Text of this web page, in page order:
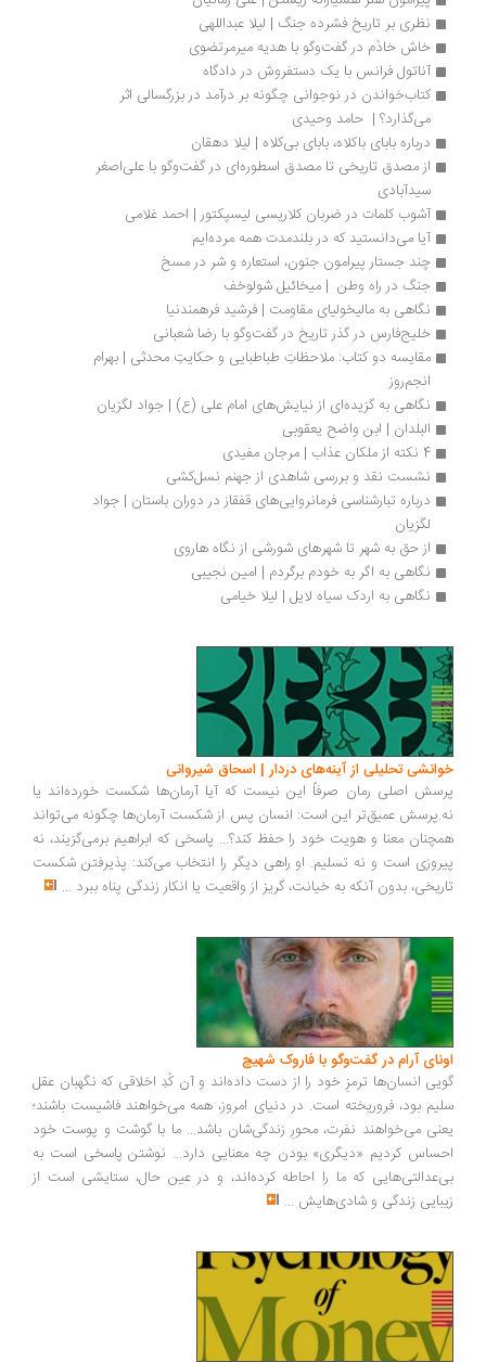
نظری بر تاریخ فشرده جنگ | لیلا عبداللهی
خاش خادُم در گفت‌وگو با هدیه میرمرتضوی
آناتول فرانس با یک دستفروش در دادگاه
کتاب‌خواندن در نوجوانی چگونه بر درآمد در بزرگسالی اثر
می‌گذارد؟ |  حامد وحیدی
درباره بابای باکلاه، بابای بی‌کلاه | لیلا دهقان
از مصدق تاریخی تا مصدق اسطوره‌ای در گفت‌وگو با علی‌اصغر
سیدآبادی
آشوب کلمات در ضربان کلاریسی لیسپکتور | احمد غلامی
آیا می‌دانستید که در بلندمدت همه مرده‌ایم
چند جستار پیرامون جنون، استعاره و شر در مسخ
جنگ در راه وطن  | میخائیل شولوخف
نگاهی به مالیخولیای مقاومت | فرشید فرهمندنیا
خلیج‌فارس در گذر تاریخ در گفت‌وگو با رضا شعبانی
مقایسه دو کتاب: ملاحظاتِ طباطبایی و حکایتِ محدثی | بهرام
نگاهی به گزیده‌ای از نیایش‌های امام علی (ع) | جواد لگزیان
البلدان | ابن واضح یعقوبی
نشست نقد و بررسی شاهدی از جهنم نسل‌کشی
از حق به شهر تا شهرهای شورشی از نگاه هاروی
نگاهی به اگر به خودم برگردم | امین نجیبی
نگاهی به اردک سیاه لایل | لیلا خیامی
تحلیلی از آینه‌های دردار | اسحاق شیروانی
اصلی رمان صرفاً این نیست که آیا آرمان‌ها شکست خورده‌اند یا
عمیق‌تر این است: انسان پس از شکست آرمان‌ها چگونه می‌تواند
معنا و هویت خود را حفظ کند؟... پاسخی که ابراهیم برمی‌گزیند، نه
است و نه تسلیم. او راهی دیگر را انتخاب می‌کند: پذیرفتن شکست
بدون آنکه به خیانت، گریز از واقعیت یا انکار زندگی پناه ببرد...
آرام در گفت‌وگو با فاروک شهیچ‭
انسان‌ها ترمزِ خود را از دست داده‌اند و آن کُدِ اخلاقی که نگهبان عقل
بود، فروریخته است. در دنیای امروز، همه می‌خواهند فاشیست باشند؛
می‌خواهند نفرت، محورِ زندگی‌شان باشد... ما با گوشت و پوست خود
کردیم «دیگری» بودن چه معنایی دارد... نوشتن پاسخی است به
که ما را احاطه کرده‌اند، و در عین حال، ستایشی است از
زندگی و شادی‌هایش...